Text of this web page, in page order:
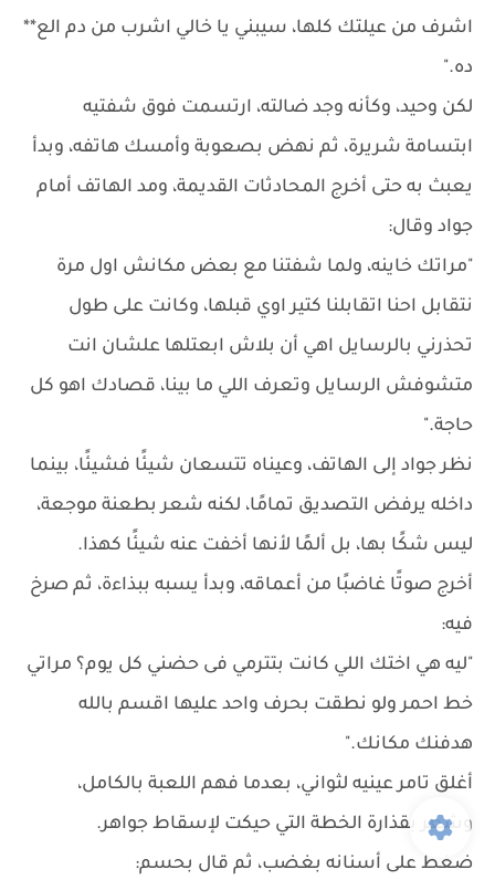
اشرف من عيلتك كلها، سيبني يا خالي اشرب من دم الع**
ده."
لكن وحيد، وكأنه وجد ضالته، ارتسمت فوق شفتيه
ابتسامة شريرة، ثم نهض بصعوبة وأمسك هاتفه، وبدأ
يعبث به حتى أخرج المحادثات القديمة، ومد الهاتف أمام
جواد وقال:
"مراتك خاينه، ولما شفتنا مع بعض مكانش اول مرة
نتقابل احنا اتقابلنا كتير اوي قبلها، وكانت على طول
تحذرني بالرسايل اهي أن بلاش ابعتلها علشان انت
متشوفش الرسايل وتعرف اللي ما بينا، قصادك اهو كل
حاجة."
نظر جواد إلى الهاتف، وعيناه تتسعان شيئًا فشيئًا، بينما
داخله يرفض التصديق تمامًا، لكنه شعر بطعنة موجعة،
ليس شكًا بها، بل ألمًا لأنها أخفت عنه شيئًا كهذا.
أخرج صوتًا غاضبًا من أعماقه، وبدأ يسبه ببذاءة، ثم صرخ
فيه:
"ليه هي اختك اللي كانت بتترمي فى حضني كل يوم؟ مراتي
خط احمر ولو نطقت بحرف واحد عليها اقسم بالله
هدفنك مكانك."
أغلق تامر عينيه لثواني، بعدما فهم اللعبة بالكامل،
وشعر بقذارة الخطة التي حيكت لإسقاط جواهر.
ضغط على أسنانه بغضب، ثم قال بحسم: